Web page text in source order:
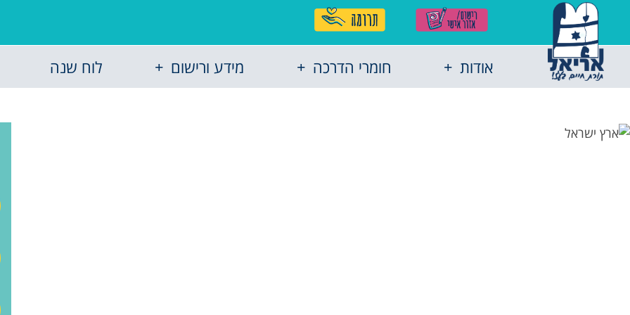
אודות חומרי הדרכה מידע ורישום לוח שנה